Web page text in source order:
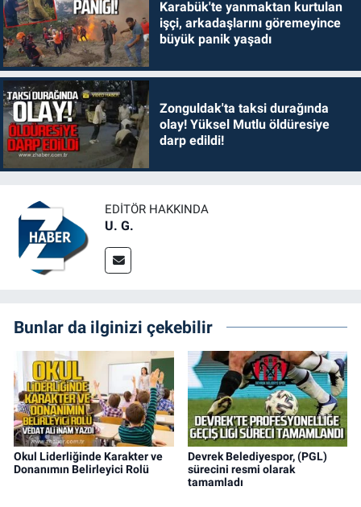
Karabük'te yanmaktan kurtulan
işçi, arkadaşlarını göremeyince
büyük panik yaşadı
Zonguldak'ta taksi durağında
olay! Yüksel Mutlu öldüresiye
darp edildi!
EDITÖR HAKKINDA
U. G.
Bunlar da ilginizi çekebilir
Okul Liderliğinde Karakter ve
Donanımın Belirleyici Rolü
Devrek Belediyespor, (PGL)
sürecini resmi olarak
tamamladı